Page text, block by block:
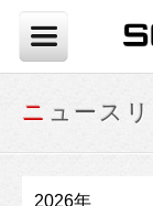
ニュース